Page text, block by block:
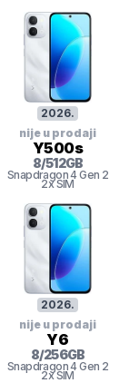
2026.
nije u prodaji
Y500s
8/512GB
Snapdragon 4 Gen 2
2x SIM
2026.
nije u prodaji
Y6
8/256GB
Snapdragon 4 Gen 2
2x SIM